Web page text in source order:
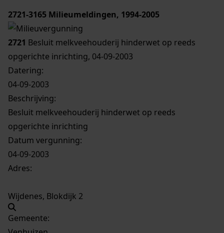
2721-3165 Milieumeldingen, 1994-2005
2721 Besluit melkveehouderij hinderwet op reeds
opgerichte inrichting, 04-09-2003
Datering:
04-09-2003
Beschrijving:
Besluit melkveehouderij hinderwet op reeds
opgerichte inrichting
Datum vergunning:
04-09-2003
Adres:
Wijdenes, Blokdijk 2
Gemeente: